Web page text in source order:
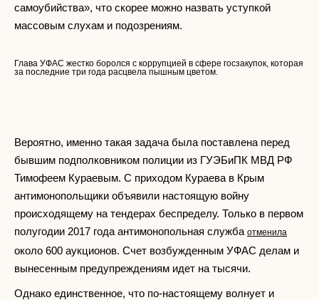
самоубийства», что скорее можно назвать уступкой
массовым слухам и подозрениям.
Глава УФАС жестко боролся с коррупцией в сфере госзакупок, которая
за последние три года расцвела пышным цветом.
Вероятно, именно такая задача была поставлена перед
бывшим подполковником полиции из ГУЭБиПК МВД РФ
Тимофеем Кураевым. С приходом Кураева в Крым
антимонопольщики объявили настоящую войну
происходящему на тендерах беспределу. Только в первом
полугодии 2017 года антимонопольная служба отменила
около 600 аукционов. Счет возбужденным УФАС делам и
вынесенным предупреждениям идет на тысячи.
Однако единственное, что по-настоящему волнует и